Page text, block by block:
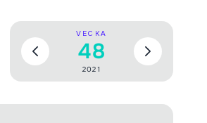
VECKA
48
2021